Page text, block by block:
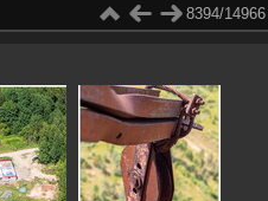
8394/14966